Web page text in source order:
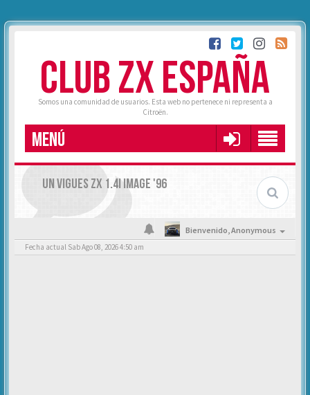
CLUB ZX ESPAÑA
Somos una comunidad de usuarios. Esta web no pertenece ni representa a
Citroën.
MENÚ
UN VIGUES ZX 1.4I IMAGE '96
Bienvenido,Anonymous
Fecha actual Sab Ago 08, 2026 4:50 am